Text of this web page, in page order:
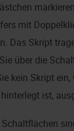
mit
Das Skript
über die
kein Skript
hinterlegt ist,
Schaltflächen